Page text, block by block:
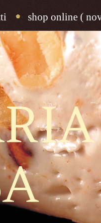
shop online (